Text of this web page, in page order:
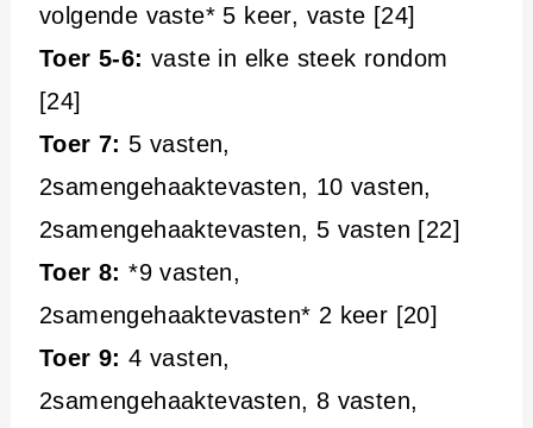
volgende vaste* 5 keer, vaste [24]
Toer 5-6: vaste in elke steek rondom
[24]
Toer 7: 5 vasten,
2samengehaaktevasten, 10 vasten,
2samengehaaktevasten, 5 vasten [22]
Toer 8:*9 vasten,
2samengehaaktevasten* 2 keer [20]
Toer 9:4 vasten,
2samengehaaktevasten, 8 vasten,